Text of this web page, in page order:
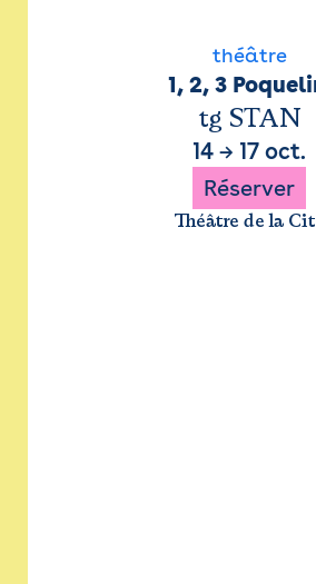
théâtre
1, 2, 3
tg STAN
14 → 17 oct.
Réserver
Théâtre de la